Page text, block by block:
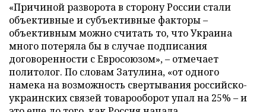
«Причиной разворота в сторону России стали
объективные и субъективные факторы –
объективным можно считать то, что Украина
много потеряла бы в случае подписания
договоренности с Евросоюзом», – отмечает
политолог. По словам Затулина, «от одного
намека на возможность свертывания российско-
украинских связей товарооборот упал на 25% – и